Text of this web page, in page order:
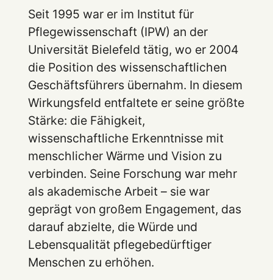
Seit 1995 war er im Institut für
Pflegewissenschaft (IPW) an der
Universität Bielefeld tätig, wo er 2004
die Position des wissenschaftlichen
Geschäftsführers übernahm. In diesem
Wirkungsfeld entfaltete er seine größte
Stärke: die Fähigkeit,
wissenschaftliche Erkenntnisse mit
menschlicher Wärme und Vision zu
verbinden. Seine Forschung war mehr
als akademische Arbeit – sie war
geprägt von großem Engagement, das
darauf abzielte, die Würde und
Lebensqualität pflegebedürftiger
Menschen zu erhöhen.